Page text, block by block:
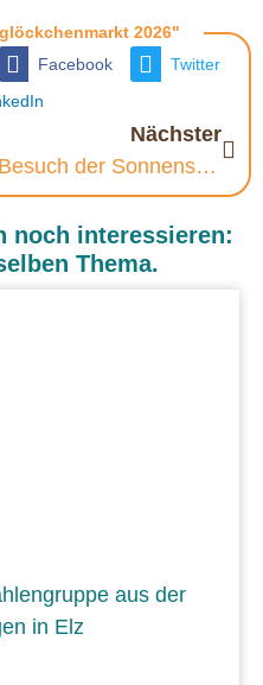
2026"
Facebook
Twitter
Nächster
Besuch der Sonnenstrahlengruppe aus der Kita Unter’m Regenbogen in Elz
noch interessieren:
Thema.
aus der
in Elz